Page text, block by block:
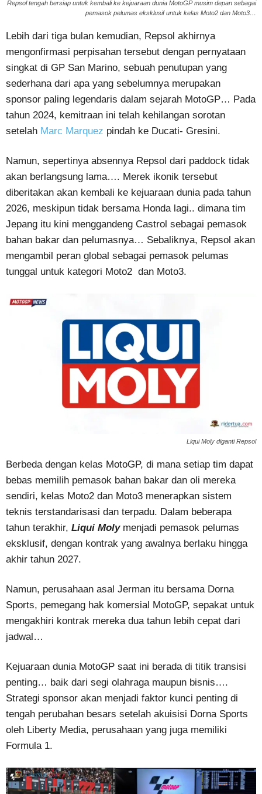
Repsol tengah bersiap untuk kembali ke kejuaraan dunia MotoGP musim depan sebagai
pemasok pelumas eksklusif untuk kelas Moto2 dan Moto3…
Lebih dari tiga bulan kemudian, Repsol akhirnya
mengonfirmasi perpisahan tersebut dengan pernyataan
singkat di GP San Marino, sebuah penutupan yang
sederhana dari apa yang sebelumnya merupakan
sponsor paling legendaris dalam sejarah MotoGP… Pada
tahun 2024, kemitraan ini telah kehilangan sorotan
setelah Marc Marquez pindah ke Ducati- Gresini.
Namun, sepertinya absennya Repsol dari paddock tidak
akan berlangsung lama…. Merek ikonik tersebut
diberitakan akan kembali ke kejuaraan dunia pada tahun
2026, meskipun tidak bersama Honda lagi.. dimana tim
Jepang itu kini menggandeng Castrol sebagai pemasok
bahan bakar dan pelumasnya… Sebaliknya, Repsol akan
mengambil peran global sebagai pemasok pelumas
tunggal untuk kategori Moto2 dan Moto3.
Liqui Moly diganti Repsol
Berbeda dengan kelas MotoGP, di mana setiap tim dapat
bebas memilih pemasok bahan bakar dan oli mereka
sendiri, kelas Moto2 dan Moto3 menerapkan sistem
teknis terstandarisasi dan terpadu. Dalam beberapa
tahun terakhir, Liqui Molymenjadi pemasok pelumas
eksklusif, dengan kontrak yang awalnya berlaku hingga
akhir tahun 2027.
Namun, perusahaan asal Jerman itu bersama Dorna
Sports, pemegang hak komersial MotoGP, sepakat untuk
mengakhiri kontrak mereka dua tahun lebih cepat dari
jadwal…
Kejuaraan dunia MotoGP saat ini berada di titik transisi
penting… baik dari segi olahraga maupun bisnis….
Strategi sponsor akan menjadi faktor kunci penting di
tengah perubahan besars setelah akuisisi Dorna Sports
oleh Liberty Media, perusahaan yang juga memiliki
Formula 1.